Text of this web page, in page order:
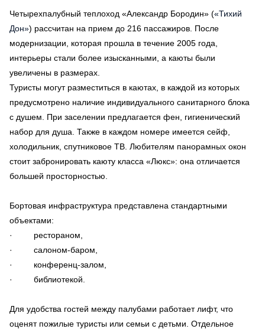
Четырехпалубный теплоход «Александр Бородин» («Тихий
Дон») рассчитан на прием до 216 пассажиров. После
модернизации, которая прошла в течение 2005 года,
интерьеры стали более изысканными, а каюты были
увеличены в размерах.
Туристы могут разместиться в каютах, в каждой из которых
предусмотрено наличие индивидуального санитарного блока
с душем. При заселении предлагается фен, гигиенический
набор для душа. Также в каждом номере имеется сейф,
холодильник, спутниковое ТВ. Любителям панорамных окон
стоит забронировать каюту класса «Люкс»: она отличается
большей просторностью.
Бортовая инфраструктура представлена стандартными
объектами:
· рестораном,
· салоном-баром,
· конференц-залом,
· библиотекой.
Для удобства гостей между палубами работает лифт, что
оценят пожилые туристы или семьи с детьми. Отдельное